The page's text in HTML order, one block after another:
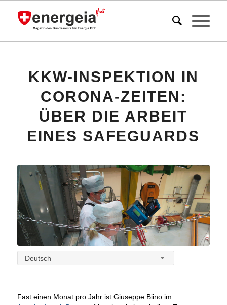
KKW-INSPEKTION IN
CORONA-ZEITEN:
ÜBER DIE ARBEIT
EINES SAFEGUARDS
Deutsch
Fast einen Monat pro Jahr ist Giuseppe Biino im